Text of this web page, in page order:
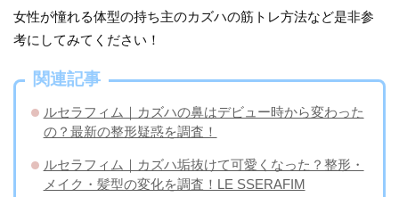
女性が憧れる体型の持ち主のカズハの筋トレ方法など是非参
考にしてみてください！
関連記事
ルセラフィム｜カズハの鼻はデビュー時から変わった
の？最新の整形疑惑を調査！
ルセラフィム｜カズハ垢抜けて可愛くなった？整形・
メイク・髪型の変化を調査！LE SSERAFIM